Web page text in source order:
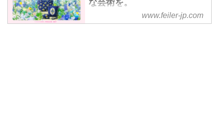
な芸術を。
美しいデザインを繊細に織り込ん
www.feiler-jp.com